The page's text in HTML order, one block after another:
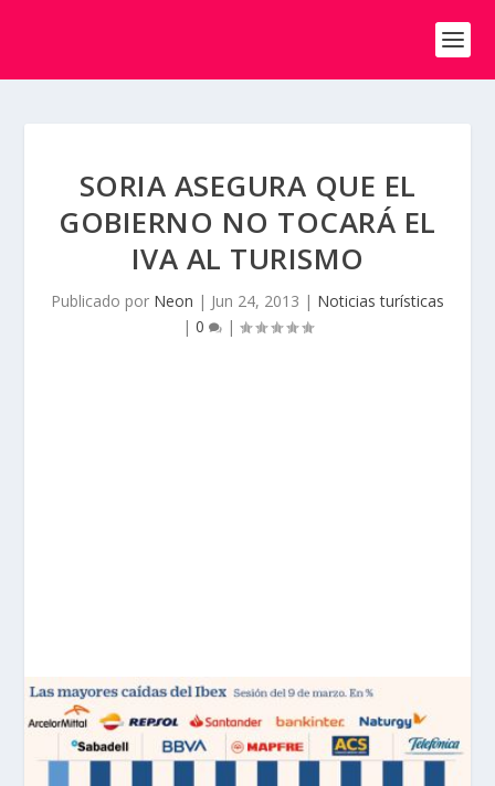
SORIA ASEGURA QUE EL
GOBIERNO NO TOCARÁ EL
IVA AL TURISMO
Publicado por Neon | Jun 24, 2013 | Noticias turísticas
| 0 |